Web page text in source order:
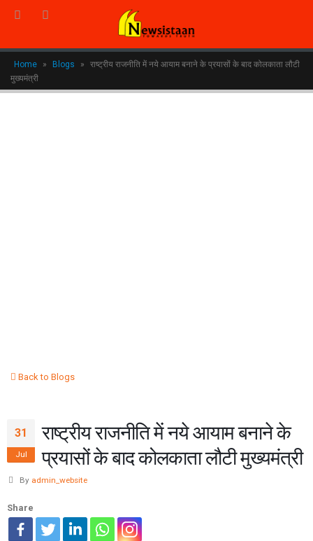
Home » Blogs »
राष्ट्रीय राजनीति में नये आयाम बनाने के प्रयासों के बाद कोलकाता लौटी
मुख्यमंत्री
Back to Blogs
31
Jul
राष्ट्रीय राजनीति में नये आयाम बनाने के
प्रयासों के बाद कोलकाता लौटी मुख्यमंत्री
By admin_website
Share